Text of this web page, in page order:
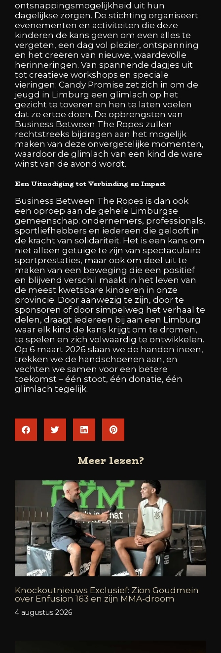
ontsnappingsmogelijkheid uit hun
dagelijkse zorgen. De stichting organiseert
evenementen en activiteiten die deze
kinderen de kans geven om even alles te
vergeten, een dag vol plezier, ontspanning
en het creëren van nieuwe, waardevolle
herinneringen. Van spannende dagjes uit
tot creatieve workshops en speciale
vieringen; Candy Promise zet zich in om de
jeugd in Limburg een glimlach op het
gezicht te toveren en hen te laten voelen
dat ze ertoe doen. De opbrengsten van
Business Between The Ropes zullen
rechtstreeks bijdragen aan het mogelijk
maken van deze onvergetelijke momenten,
waardoor de glimlach van een kind de ware
winst van de avond wordt.
Een Uitnodiging tot Verbinding en Impact
Business Between The Ropes is dan ook
een oproep aan de gehele Limburgse
gemeenschap: ondernemers, professionals,
sportliefhebbers en iedereen die gelooft in
de kracht van solidariteit. Het is een kans om
niet alleen getuige te zijn van spectaculaire
sportprestaties, maar ook om deel uit te
maken van een beweging die een positief
en blijvend verschil maakt in het leven van
de meest kwetsbare kinderen in onze
provincie. Door aanwezig te zijn, door te
sponsoren of door simpelweg het verhaal te
delen, draagt iedereen bij aan een Limburg
waar elk kind de kans krijgt om te dromen,
te spelen en zich volwaardig te ontwikkelen.
Op 6 maart 2026 slaan we de handen ineen,
trekken we de handschoenen aan, en
vechten we samen voor een betere
toekomst – één stoot, één donatie, één
glimlach tegelijk.
Meer lezen?
Knockoutnieuws Exclusief: Zion Goudmein
over Enfusion 163 en zijn MMA-droom
4 augustus 2026